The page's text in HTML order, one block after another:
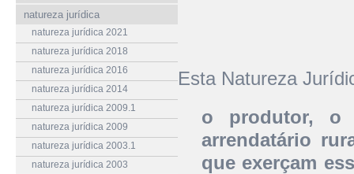
natureza jurídica
natureza jurídica 2021
natureza jurídica 2018
natureza jurídica 2016
natureza jurídica 2014
natureza jurídica 2009.1
natureza jurídica 2009
natureza jurídica 2003.1
natureza jurídica 2003
Esta Natureza
o produtor, o
arrendatário
que exerçam